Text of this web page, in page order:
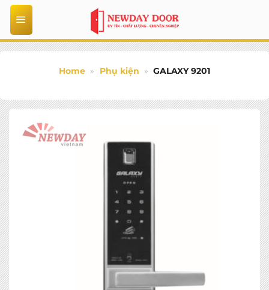
Bỏ
qua
nội
dung
Home » Phụ kiện » GALAXY 9201